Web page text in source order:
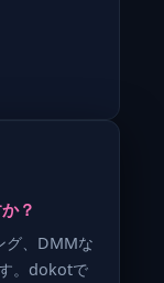
？
グ、DMMな
。dokotで